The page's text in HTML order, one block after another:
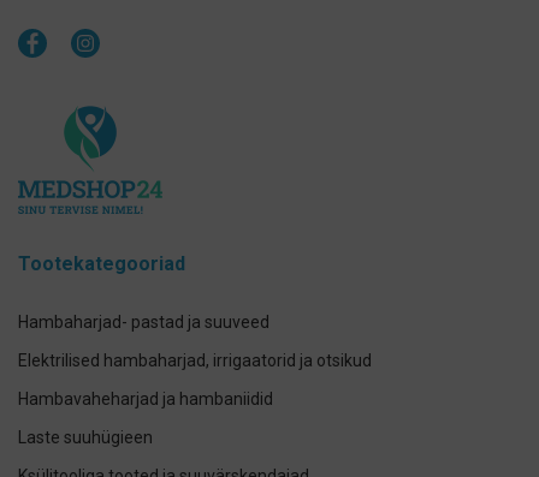
Tootekategooriad
Hambaharjad- pastad ja suuveed
Elektrilised hambaharjad, irrigaatorid ja otsikud
Hambavaheharjad ja hambaniidid
Laste suuhügieen